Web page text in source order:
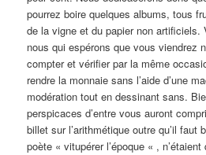
pourrez boire quelques albums, tous
de la vigne et du papier non artificiels.
nous qui espérons que vous viendrez
compter et vérifier par la même
rendre la monnaie sans l’aide d’une
modération tout en dessinant sans.
perspicaces d’entre vous auront
billet sur l’arithmétique outre qu’il faut
poète « vitupérer l’époque « ,